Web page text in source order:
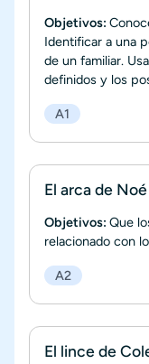
Objetivos:
Identificar a una
de un familiar.
definidos y los
A1
El arca de Noé
Objetivos: Que
relacionado con
A2
El lince de